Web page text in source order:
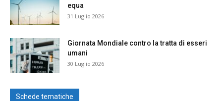
equa
31 Luglio 2026
Giornata Mondiale contro la tratta di esseri
umani
30 Luglio 2026
Schede tematiche